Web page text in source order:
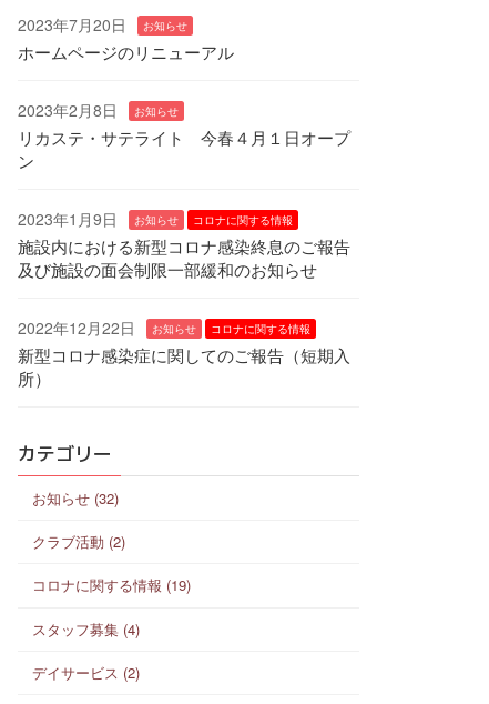
2023年7月20日 お知らせ
ホームページのリニューアル
2023年2月8日 お知らせ
リカステ・サテライト 今春４月１日オープ
ン
2023年1月9日 お知らせ コロナに関する情報
施設内における新型コロナ感染終息のご報告
及び施設の面会制限一部緩和のお知らせ
2022年12月22日 お知らせ コロナに関する情報
新型コロナ感染症に関してのご報告（短期入
所）
カテゴリー
お知らせ (32)
クラブ活動 (2)
コロナに関する情報 (19)
スタッフ募集 (4)
デイサービス (2)